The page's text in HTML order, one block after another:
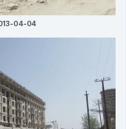
04-04